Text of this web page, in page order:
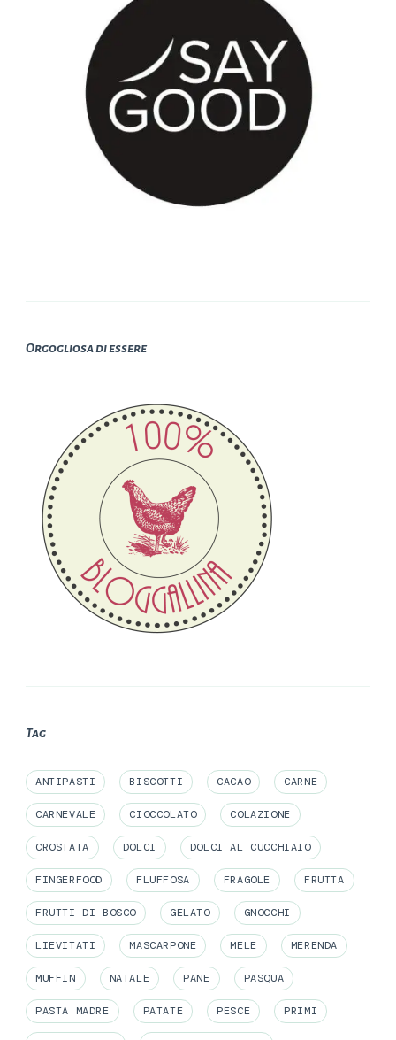
Orgogliosa di essere
Tag
ANTIPASTI BISCOTTI CACAO CARNE
CARNEVALE CIOCCOLATO COLAZIONE
CROSTATA DOLCI DOLCI AL CUCCHIAIO
FINGERFOOD FLUFFOSA FRAGOLE FRUTTA
FRUTTI DI BOSCO GELATO GNOCCHI
LIEVITATI MASCARPONE MELE MERENDA
MUFFIN NATALE PANE PASQUA
PASTA MADRE PATATE PESCE PRIMI